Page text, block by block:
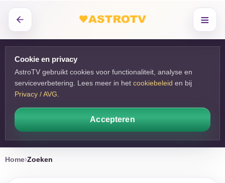
≡
Cookie en privacy
AstroTV gebruikt cookies voor functionaliteit, analyse en
serviceverbetering. Lees meer in het cookiebeleid en bij
Privacy / AVG
Accepteren
Home Zoeken